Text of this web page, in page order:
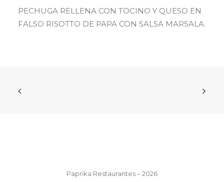
PECHUGA RELLENA CON TOCINO Y QUESO EN
FALSO RISOTTO DE PAPA CON SALSA MARSALA.
Paprika Restaurantes – 2026